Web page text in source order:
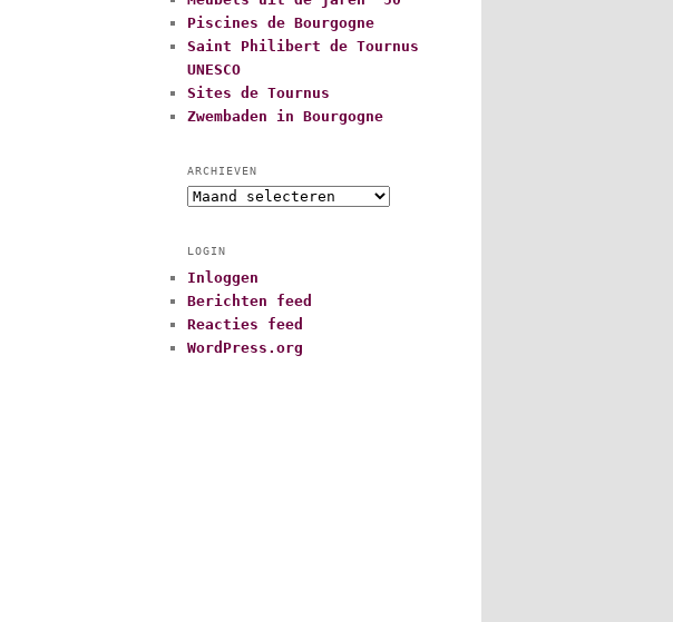
Piscines de Bourgogne
Saint Philibert de Tournus
UNESCO
Sites de Tournus
Zwembaden in Bourgogne
ARCHIEVEN
A
h
i
e
v
e
LOGIN
Inloggen
Berichten feed
Reacties feed
WordPress.org